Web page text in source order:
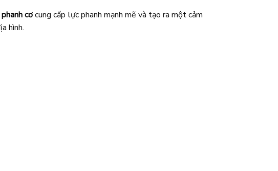
cơcung cấp lực phanh mạnh mẽ và tạo ra một cảm
hình.